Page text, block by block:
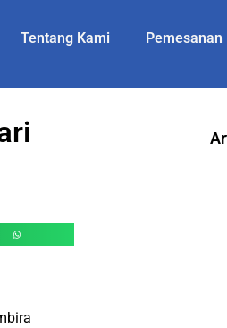
Tentang Kami Pemesanan